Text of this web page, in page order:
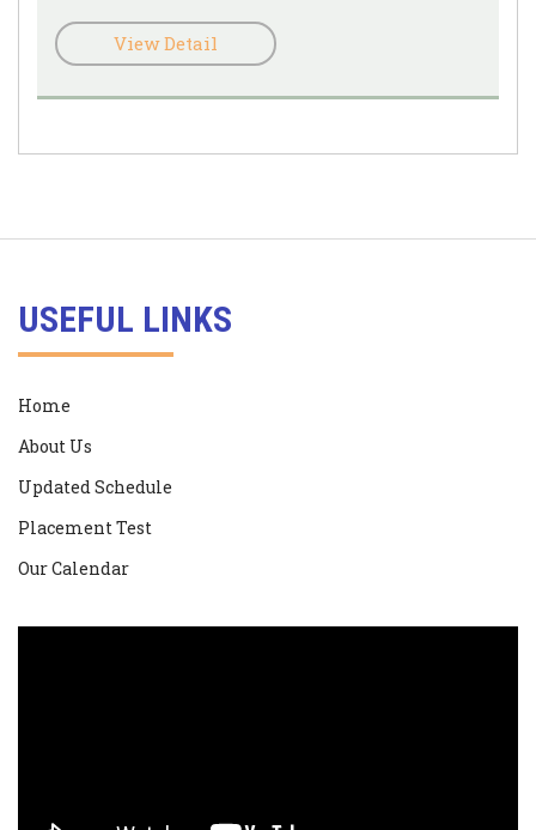
View Detail
USEFUL LINKS
Home
About Us
Updated Schedule
Placement Test
Our Calendar